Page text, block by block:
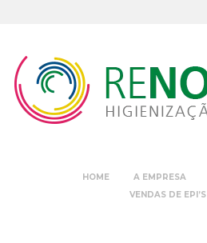
HOME A EMPRESA
VENDAS DE EPI’S